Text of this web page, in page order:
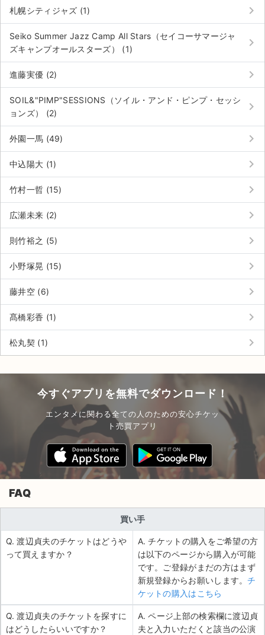
サイト情報
チケットジャム運営会社
チケットジャム利用規約
プライバシーポリシー
特定商取引法に基づく表記
公演登録依頼
不正転売禁止法について
チケットジャムの取り組み
音楽情報
札幌シティジャズ (1) keyboard_arrow_right
Seiko Summer Jazz Camp All Stars（セイコーサマージャ
ズキャンプオールスターズ） (1)
keyboard_arrow_right
進藤実優 (2) keyboard_arrow_right
SOIL&"PIMP"SESSIONS（ソイル・アンド・ピンプ・セッシ
ョンズ） (2)
keyboard_arrow_right
外園一馬 (49) keyboard_arrow_right
中込陽大 (1) keyboard_arrow_right
竹村一哲 (15) keyboard_arrow_right
広瀬未来 (2) keyboard_arrow_right
則竹裕之 (5) keyboard_arrow_right
小野塚晃 (15) keyboard_arrow_right
藤井空 (6) keyboard_arrow_right
髙橋彩香 (1) keyboard_arrow_right
松丸契 (1) keyboard_arrow_right
今すぐアプリを無料でダウンロード！
エンタメに関わる全ての人のための安心チケッ
ト売買アプリ
FAQ
買い手
Q. 渡辺貞夫のチケットはどうや
って買えますか？
A. チケットの購入をご希望の方
は以下のページから購入が可能
です。ご登録がまだの方はまず
新規登録からお願いします。チ
ケットの購入はこちら
Q. 渡辺貞夫のチケットを探すに
はどうしたらいいですか？
A. ページ上部の検索欄に渡辺貞
夫と入力いただくと該当の公演